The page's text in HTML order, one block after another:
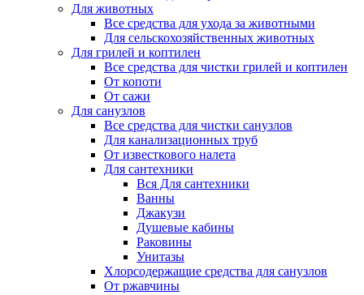
Для животных
Все средства для ухода за животными
Для сельскохозяйственных животных
Для грилей и коптилен
Все средства для чистки грилей и коптилен
От копоти
От сажи
Для санузлов
Все средства для чистки санузлов
Для канализационных труб
От известкового налета
Для сантехники
Вся Для сантехники
Ванны
Джакузи
Душевые кабины
Раковины
Унитазы
Хлорсодержащие средства для санузлов
От ржавчины